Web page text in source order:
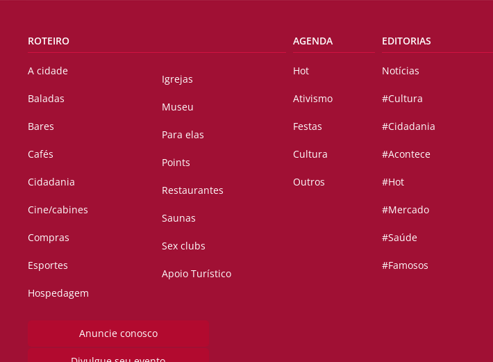
ROTEIRO
A cidade
Baladas
Bares
Cafés
Cidadania
Cine/cabines
Compras
Esportes
Hospedagem
Igrejas
Museu
Para elas
Points
Restaurantes
Saunas
Sex clubs
Apoio Turístico
Anuncie conosco
AGENDA
Hot
Ativismo
Festas
Cultura
Outros
EDITORIAS
Notícias
#Cultura
#Cidadania
#Acontece
#Hot
#Mercado
#Saúde
#Famosos